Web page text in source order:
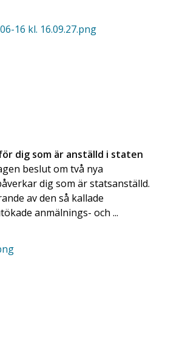
dig som är anställd i staten
beslut om två nya
dig som är statsanställd.
av den så kallade
anmälnings- och ...